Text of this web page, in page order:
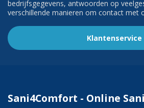
bedrijfsgegevens, antwoorden op
verschillende manieren om contact met
Klantenservice
Sani4Comfort - Online